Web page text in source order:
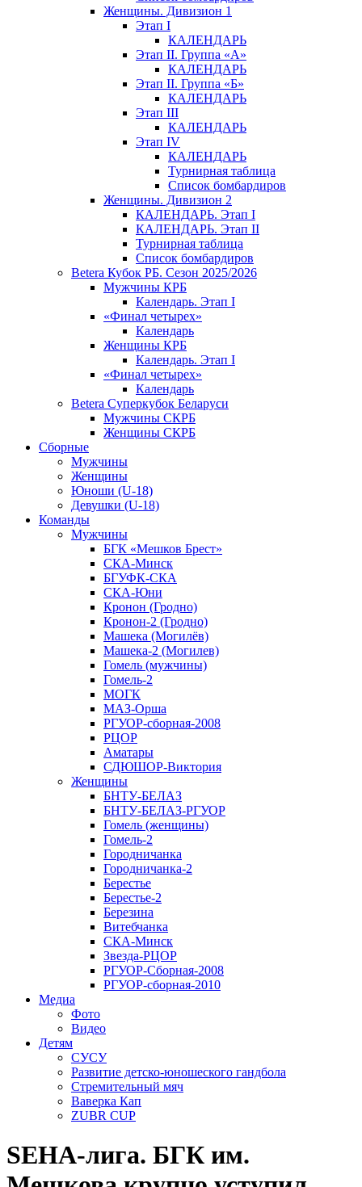
Женщины. Дивизион 1
Этап I
КАЛЕНДАРЬ
Этап II. Группа «А»
КАЛЕНДАРЬ
Этап II. Группа «Б»
КАЛЕНДАРЬ
Этап III
КАЛЕНДАРЬ
Этап IV
КАЛЕНДАРЬ
Турнирная таблица
Список бомбардиров
Женщины. Дивизион 2
КАЛЕНДАРЬ. Этап I
КАЛЕНДАРЬ. Этап II
Турнирная таблица
Список бомбардиров
Betera Кубок РБ. Сезон 2025/2026
Мужчины КРБ
Календарь. Этап I
«Финал четырех»
Календарь
Женщины КРБ
Календарь. Этап I
«Финал четырех»
Календарь
Betera Суперкубок Беларуси
Мужчины СКРБ
Женщины СКРБ
Сборные
Мужчины
Женщины
Юноши (U-18)
Девушки (U-18)
Команды
Мужчины
БГК «Мешков Брест»
СКА-Минск
БГУФК-СКА
СКА-Юни
Кронон (Гродно)
Кронон-2 (Гродно)
Машека (Могилёв)
Машека-2 (Могилев)
Гомель (мужчины)
Гомель-2
МОГК
МАЗ-Орша
РГУОР-сборная-2008
РЦОР
Аматары
СДЮШОР-Виктория
Женщины
БНТУ-БЕЛАЗ
БНТУ-БЕЛАЗ-РГУОР
Гомель (женщины)
Гомель-2
Городничанка
Городничанка-2
Берестье
Берестье-2
Березина
Витебчанка
СКА-Минск
Звезда-РЦОР
РГУОР-Сборная-2008
РГУОР-сборная-2010
Медиа
Фото
Видео
Детям
СУСУ
Развитие детско-юношеского гандбола
Стремительный мяч
Ваверка Кап
ZUBR CUP
SEHA-лига. БГК им.